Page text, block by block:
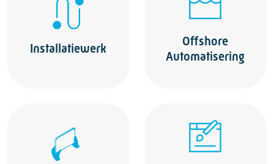
Installatiewerk
Offshore
Automatisering